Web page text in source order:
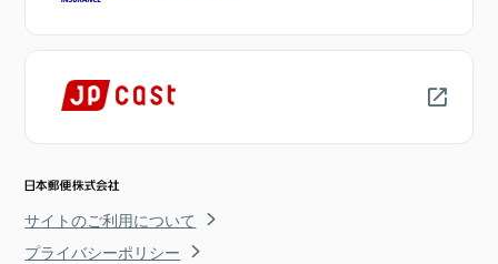
サイトのご利用について
プライバシーポリシー